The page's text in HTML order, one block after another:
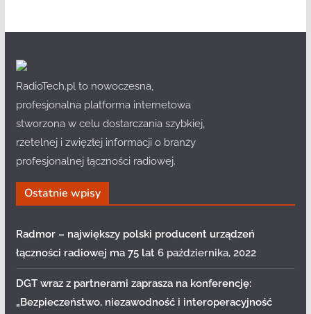
RadioTech.pl to nowoczesna,
profesjonalna platforma internetowa
stworzona w celu dostarczania szybkiej,
rzetelnej i zwięzłej informacji o branży
profesjonalnej łączności radiowej.
Ostatnie wpisy
Radmor – największy polski producent urządzeń
łączności radiowej ma 75 lat 6 października, 2022
DGT wraz z partnerami zaprasza na konferencję:
„Bezpieczeństwo, niezawodność i interoperacyjność